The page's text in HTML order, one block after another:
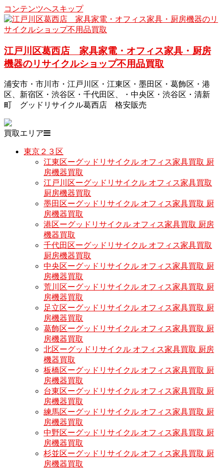
コンテンツへスキップ
江戸川区葛西店 家具家電・オフィス家具・厨房
機器のリサイクルショップ不用品買取
浦安市・市川市・江戸川区・江東区・墨田区・葛飾区・港
区、新宿区・渋谷区・千代田区、・中央区・渋谷区・清新
町 グッドリサイクル葛西店 格安販売
買取エリア
東京２３区
江東区ーグッドリサイクル オフィス家具買取 厨
房機器買取
江戸川区ーグッドリサイクル オフィス家具買取
厨房機器買取
墨田区ーグッドリサイクル オフィス家具買取 厨
房機器買取
港区ーグッドリサイクル オフィス家具買取 厨房
機器買取
千代田区ーグッドリサイクル オフィス家具買取
厨房機器買取
中央区ーグッドリサイクル オフィス家具買取 厨
房機器買取
荒川区ーグッドリサイクル オフィス家具買取 厨
房機器買取
足立区ーグッドリサイクル オフィス家具買取 厨
房機器買取
葛飾区ーグッドリサイクル オフィス家具買取 厨
房機器買取
北区ーグッドリサイクル オフィス家具買取 厨房
機器買取
板橋区ーグッドリサイクル オフィス家具買取 厨
房機器買取
台東区ーグッドリサイクル オフィス家具買取 厨
房機器買取
練馬区ーグッドリサイクル オフィス家具買取 厨
房機器買取
中野区ーグッドリサイクル オフィス家具買取 厨
房機器買取
杉並区ーグッドリサイクル オフィス家具買取 厨
房機器買取